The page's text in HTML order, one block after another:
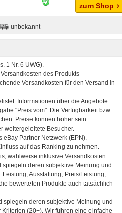
zum Shop
unbekannt